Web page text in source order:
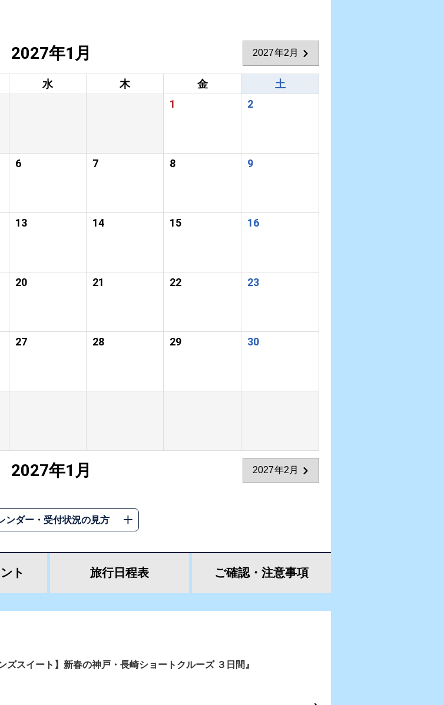
2027年1月 2027年2月
水 木 金
土
1
2
6 7 8 9
13 14 15 16
20 21 22 23
27 28 29 30
2027年1月 2027年2月
ンダー・受付状況の見方
ト 旅行日程表 ご確認・ 注意事項
ズスイート】新春の神戸・長崎ショートクルーズ ３日間』